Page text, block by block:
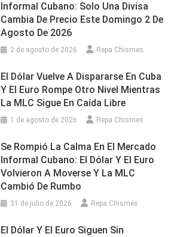
Informal Cubano: Solo Una Divisa
Cambia De Precio Este Domingo 2 De
Agosto De 2026
2 de agosto de 2026 Repa Chismes
El Dólar Vuelve A Dispararse En Cuba
Y El Euro Rompe Otro Nivel Mientras
La MLC Sigue En Caída Libre
1 de agosto de 2026 Repa Chismes
Se Rompió La Calma En El Mercado
Informal Cubano: El Dólar Y El Euro
Volvieron A Moverse Y La MLC
Cambió De Rumbo
31 de julio de 2026 Repa Chismes
El Dólar Y El Euro Siguen Sin